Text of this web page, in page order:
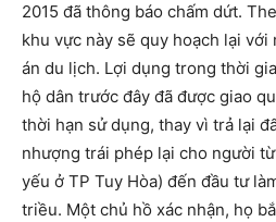
2015 đã thông báo chấm dứt.
khu vực này sẽ quy hoạch lại
án du lịch. Lợi dụng trong thời
hộ dân trước đây đã được giao
thời hạn sử dụng, thay vì trả lại
nhượng trái phép lại cho người
yếu ở TP Tuy Hòa) đến đầu tư
triều. Một chủ hồ xác nhận, họ